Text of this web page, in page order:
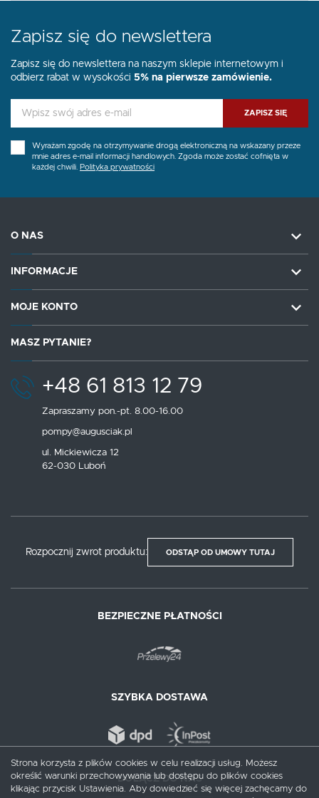
Zapisz się do newslettera
Zapisz się do newslettera na naszym sklepie internetowym i
odbierz rabat w wysokości 5% na pierwsze zamówienie.
ZAPISZ SIĘ
Wyrażam zgodę na otrzymywanie drogą elektroniczną na wskazany przeze
mnie adres e-mail informacji handlowych. Zgoda może zostać cofnięta w
każdej chwili. Polityka prywatności
O NAS
INFORMACJE
MOJE KONTO
MASZ PYTANIE?
+48 61 813 12 79
Zapraszamy pon.-pt. 8.00-16.00
pompy@augusciak.pl
ul. Mickiewicza 12
62-030 Luboń
Rozpocznij zwrot produktu: ODSTĄP OD UMOWY TUTAJ
BEZPIECZNE PŁATNOŚCI
SZYBKA DOSTAWA
DOŁĄCZ DO NAS
Strona korzysta z plików cookies w celu realizacji usług. Możesz
określić warunki przechowywania lub dostępu do plików cookies
klikając przycisk Ustawienia. Aby dowiedzieć się więcej zachęcamy do